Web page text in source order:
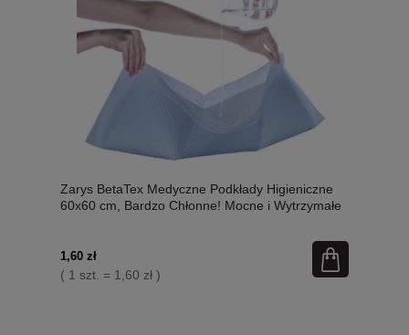
Zarys BetaTex Medyczne Podkłady Higieniczne
60x60 cm, Bardzo Chłonne! Mocne i Wytrzymałe
1,60 zł
( 1 szt. = 1,60 zł )